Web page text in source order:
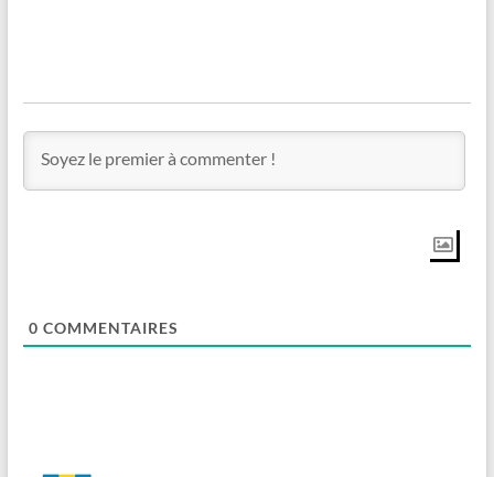
0 COMMENTAIRES